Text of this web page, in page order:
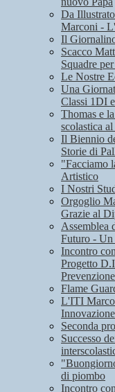
Da
Marconi -
Il
Scacco
Squadre
Le Nostre
Una
Classi 1DI
Thomas e
scolastica
Il Biennio
Storie di
"Facciamo
Artistico
I Nostri
Orgoglio
Grazie al
Assemblea
Futuro - Un
Incontro
Progetto
Flame
L'ITI
Seconda
Successo
di piombo
Incontro